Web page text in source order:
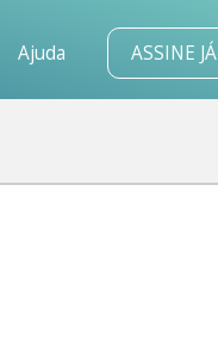
Ajuda ASSINE JÁ